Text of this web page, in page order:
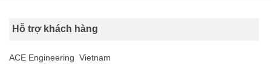
Hỗ trợ khách hàng
ACE Engineering Vietnam